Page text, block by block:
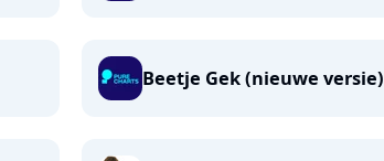
Beetje Gek (nieuwe versie)